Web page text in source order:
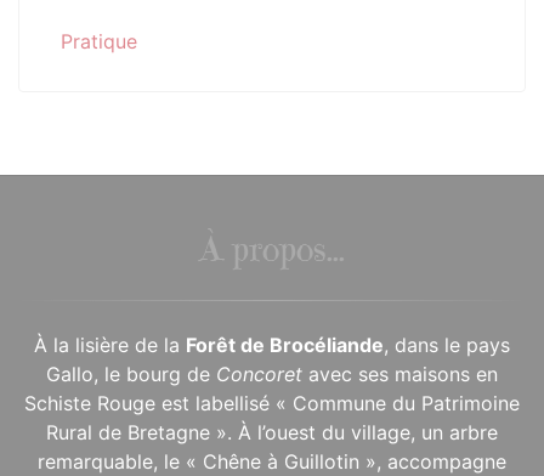
Pratique
À propos...
À la lisière de la Forêt de Brocéliande, dans le pays
Gallo, le bourg de Concoret avec ses maisons en
Schiste Rouge est labellisé « Commune du Patrimoine
Rural de Bretagne ». À l’ouest du village, un arbre
remarquable, le « Chêne à Guillotin », accompagne